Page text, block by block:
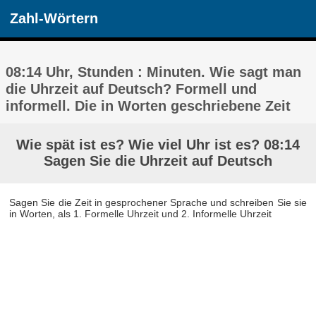
Zahl-Wörtern
08:14 Uhr, Stunden : Minuten. Wie sagt man
die Uhrzeit auf Deutsch? Formell und
informell. Die in Worten geschriebene Zeit
Wie spät ist es? Wie viel Uhr ist es? 08:14
Sagen Sie die Uhrzeit auf Deutsch
Sagen Sie die Zeit in gesprochener Sprache und schreiben Sie sie
in Worten, als 1. Formelle Uhrzeit und 2. Informelle Uhrzeit